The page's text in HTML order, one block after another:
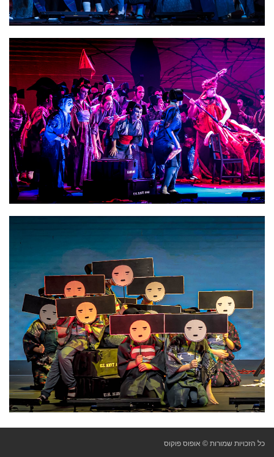
כל הזכויות שמורות © אופוס פוקוס